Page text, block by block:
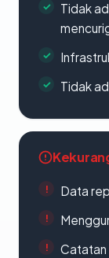
Tidak
Tidak
Data
Catatan